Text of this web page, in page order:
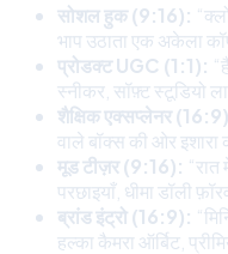
सोशल हुक (9:16):
भाप उठाता एक अकेला
प्रोडक्ट UGC (1:1):
स्नीकर, सॉफ़्ट स्टूडियो
शैक्षिक एक्सप्लेनर
वाले बॉक्स की ओर इशारा
मूड टीज़र (9:16):
परछाइयाँ, धीमा डॉली
ब्रांड इंट्रो (16:9):
हल्का कैमरा ऑर्बिट,